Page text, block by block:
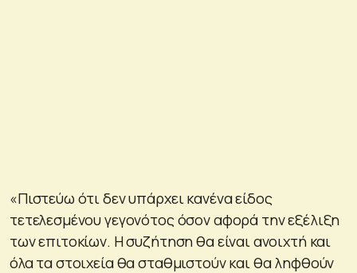
«Πιστεύω ότι δεν υπάρχει κανένα είδος
τετελεσμένου γεγονότος όσον αφορά την εξέλιξη
των επιτοκίων. Η συζήτηση θα είναι ανοιχτή και
όλα τα στοιχεία θα σταθμιστούν και θα ληφθούν